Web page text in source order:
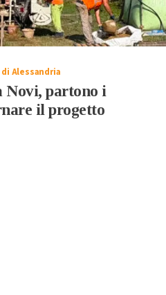
Alessandria
Novi, partono i
il progetto